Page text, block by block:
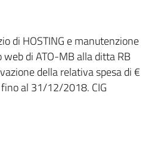
di HOSTING e manutenzione
di ATO-MB alla ditta RB
della relativa spesa di €
al 31/12/2018. CIG